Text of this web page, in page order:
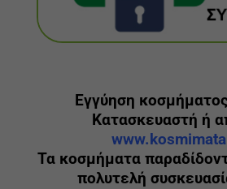
Εγγύηση
Κατασκευαστή ή
Τα κοσμήματα
πολυτελή